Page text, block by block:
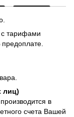
с тарифами
лиц)
в
счета Вашей